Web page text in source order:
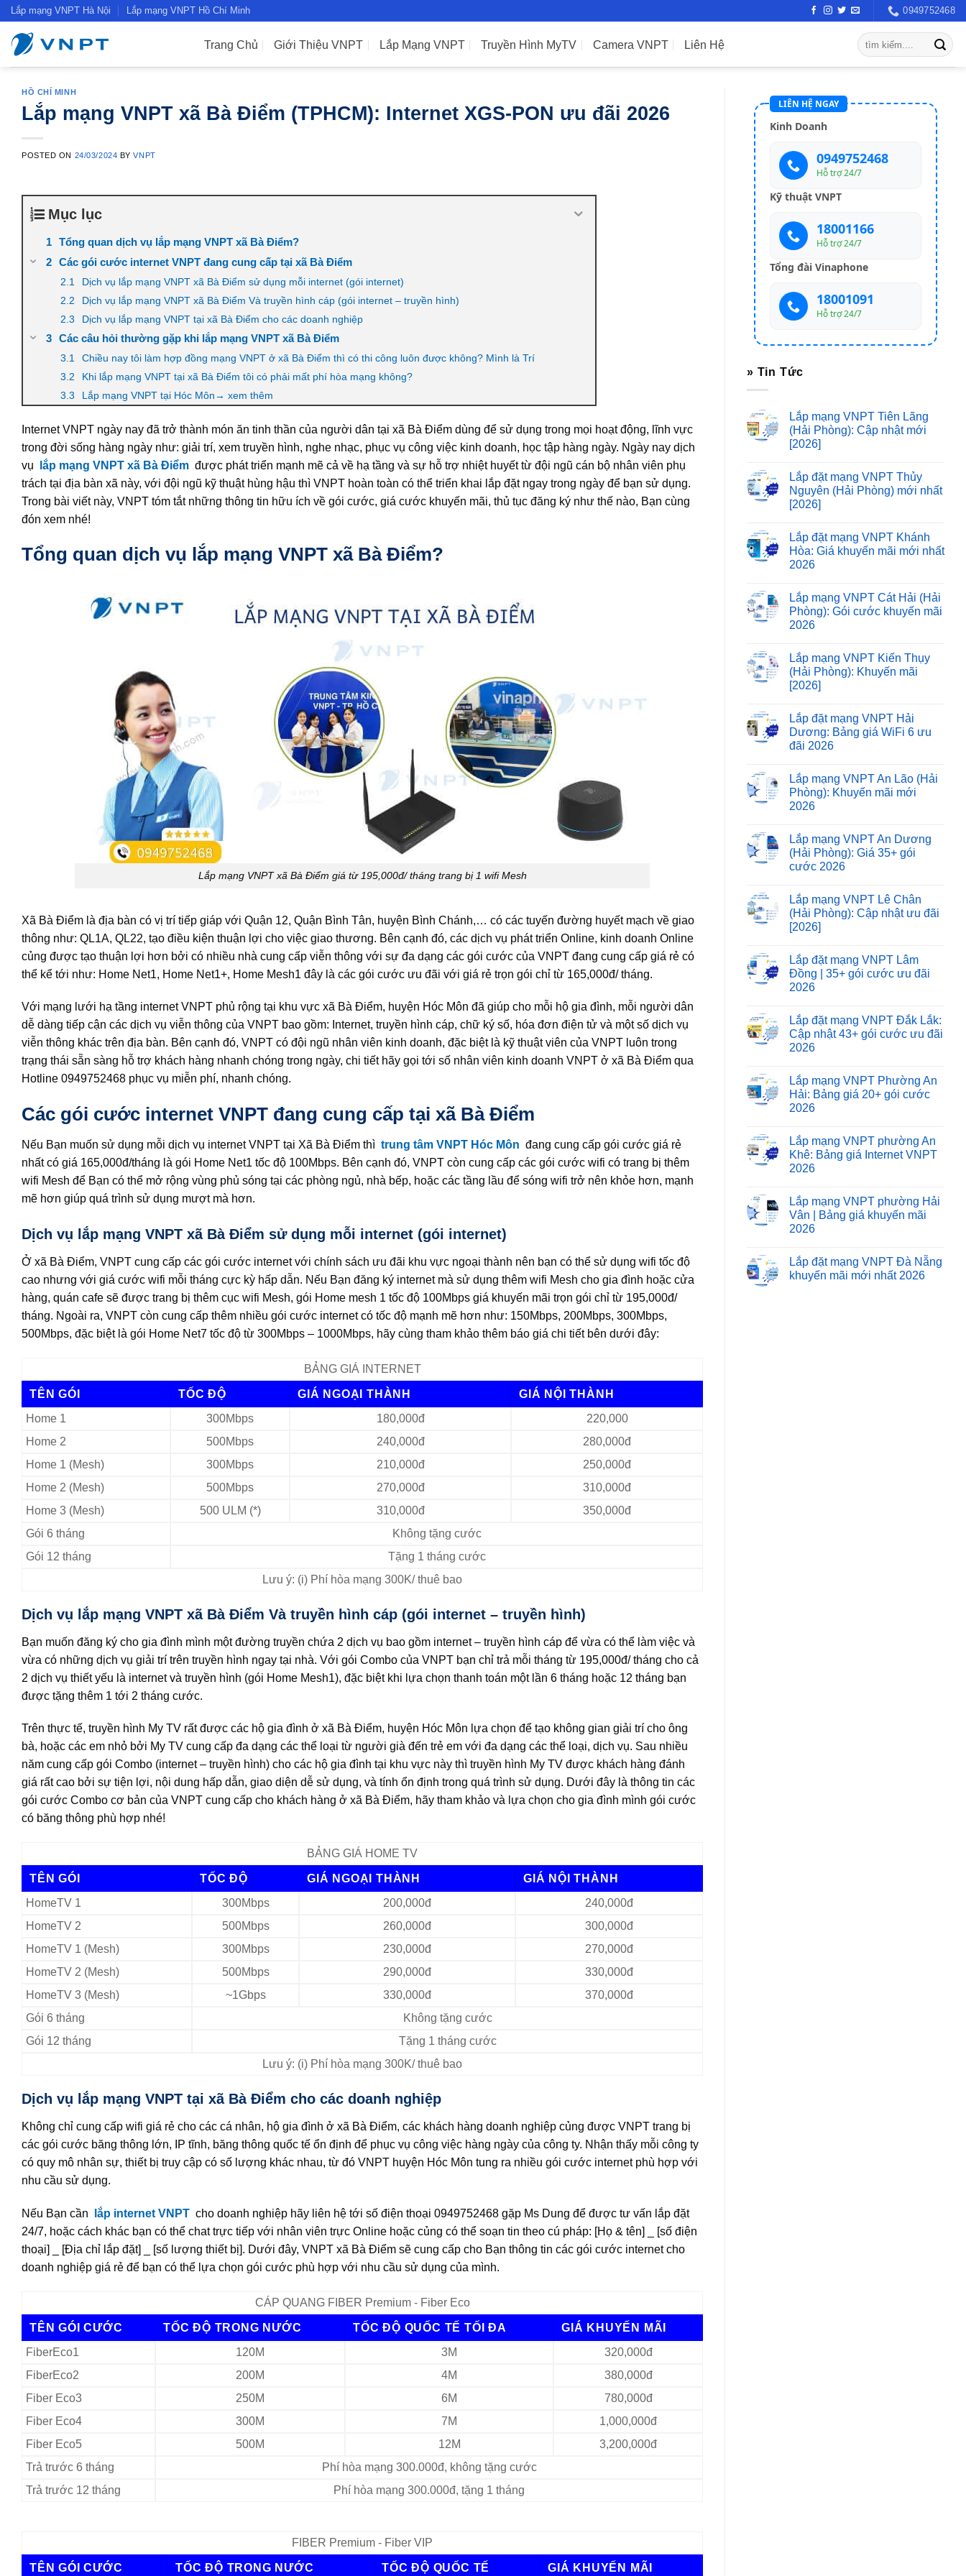
Skip
content
Lắp mạng VNPT Hà Nội Lắp mạng VNPT Hồ Chí Minh 0949752468
Trang Chủ Giới Thiệu VNPT Lắp Mạng VNPT Truyền Hình MyTV Camera VNPT Liên Hệ
HỒ CHÍ MINH
Lắp mạng VNPT xã Bà Điểm (TPHCM): Internet XGS-PON ưu đãi 2026
POSTED ON 24/03/2024 BYVNPT
Mục lục
Tổng quan dịch vụ lắp mạng VNPT xã Bà Điểm?
Các gói cước internet VNPT đang cung cấp tại xã Bà Điểm
Dịch vụ lắp mạng VNPT xã Bà Điểm sử dụng mỗi internet (gói internet)
Dịch vụ lắp mạng VNPT xã Bà Điểm Và truyền hình cáp (gói internet – truyền hình)
Dịch vụ lắp mạng VNPT tại xã Bà Điểm cho các doanh nghiệp
Các câu hỏi thường gặp khi lắp mạng VNPT xã Bà Điểm
Chiều nay tôi làm hợp đồng mạng VNPT ở xã Bà Điểm thì có thi công luôn được không? Mình là Trí
Khi lắp mạng VNPT tại xã Bà Điểm tôi có phải mất phí hòa mạng không?
Lắp mạng VNPT tại Hóc Môn→ xem thêm
Internet VNPT ngày nay đã trở thành món ăn tinh thần của người dân tại xã Bà Điểm dùng để sử dụng trong mọi hoạt động, lĩnh vực
trong đời sống hàng ngày như: giải trí, xem truyền hình, nghe nhạc, phục vụ công việc kinh doanh, học tập hàng ngày. Ngày nay dịch
vụ
lắp mạng VNPT xã Bà Điểm được phát triển mạnh mẽ cả về hạ tầng và sự hỗ trợ nhiệt huyết từ đội ngũ cán bộ nhân viên phụ
trách tại địa bàn xã này, với đội ngũ kỹ thuật hùng hậu thì VNPT hoàn toàn có thể triển khai lắp đặt ngay trong ngày để bạn sử dụng.
Trong bài viết này, VNPT tóm tắt những thông tin hữu ích về gói cước, giá cước khuyến mãi, thủ tục đăng ký như thế nào, Bạn cùng
đón xem nhé!
Tổng quan dịch vụ lắp mạng VNPT xã Bà Điểm?
Lắp mạng VNPT xã Bà Điểm giá từ 195,000đ/ tháng trang bị 1 wifi Mesh
Xã Bà Điểm là địa bàn có vị trí tiếp giáp với Quận 12, Quận Bình Tân, huyện Bình Chánh,… có các tuyến đường huyết mạch về giao
thông như: QL1A, QL22, tạo điều kiện thuận lợi cho việc giao thương. Bên cạnh đó, các dịch vụ phát triển Online, kinh doanh Online
củng được tạo thuận lợi hơn bởi có nhiều nhà cung cấp viễn thông với sự đa dạng các gói cước của VNPT đang cung cấp giá rẻ có
thể kể tới như: Home Net1, Home Net1+, Home Mesh1 đây là các gói cước ưu đãi với giá rẻ trọn gói chỉ từ 165,000đ/ tháng.
Với mạng lưới hạ tầng internet VNPT phủ rộng tại khu vực xã Bà Điểm, huyện Hóc Môn đã giúp cho mỗi hộ gia đình, mỗi người dân
dễ dàng tiếp cận các dịch vụ viễn thông của VNPT bao gồm: Internet, truyền hình cáp, chữ ký số, hóa đơn điện tử và một số dịch vụ
viễn thông khác trên địa bàn. Bên cạnh đó, VNPT có đội ngũ nhân viên kinh doanh, đặc biệt là kỹ thuật viên của VNPT luôn trong
trạng thái sẵn sàng hỗ trợ khách hàng nhanh chóng trong ngày, chi tiết hãy gọi tới số nhân viên kinh doanh VNPT ở xã Bà Điểm qua
Hotline 0949752468 phục vụ miễn phí, nhanh chóng.
Các gói cước internet VNPT đang cung cấp tại xã Bà Điểm
Nếu Bạn muốn sử dụng mỗi dịch vụ internet VNPT tại Xã Bà Điểm thì trung tâm VNPT Hóc Môn đang cung cấp gói cước giá rẻ
nhất có giá 165,000đ/tháng là gói Home Net1 tốc độ 100Mbps. Bên cạnh đó, VNPT còn cung cấp các gói cước wifi có trang bị thêm
wifi Mesh để Bạn có thể mở rộng vùng phủ sóng tại các phòng ngủ, nhà bếp, hoặc các tầng lầu để sóng wifi trở nên khỏe hơn, mạnh
mẽ hơn giúp quá trình sử dụng mượt mà hơn.
Dịch vụ lắp mạng VNPT xã Bà Điểm sử dụng mỗi internet (gói internet)
Ở xã Bà Điểm, VNPT cung cấp các gói cước internet với chính sách ưu đãi khu vực ngoại thành nên bạn có thể sử dụng wifi tốc độ
cao nhưng với giá cước wifi mỗi tháng cực kỳ hấp dẫn. Nếu Bạn đăng ký internet mà sử dụng thêm wifi Mesh cho gia đình hoặc cửa
hàng, quán cafe sẽ được trang bị thêm cục wifi Mesh, gói Home mesh 1 tốc độ 100Mbps giá khuyến mãi trọn gói chỉ từ 195,000đ/
tháng. Ngoài ra, VNPT còn cung cấp thêm nhiều gói cước internet có tốc độ mạnh mẽ hơn như: 150Mbps, 200Mbps, 300Mbps,
500Mbps, đặc biệt là gói Home Net7 tốc độ từ 300Mbps – 1000Mbps, hãy cùng tham khảo thêm báo giá chi tiết bên dưới đây:
BẢNG GIÁ INTERNET
TÊN GÓI TỐC ĐỘ GIÁ NGOẠI THÀNH
GIÁ NỘI THÀNH
Home 1
300Mbps 180,000đ
220,000
Home 2
500Mbps 240,000đ
280,000đ
Home 1 (Mesh)
300Mbps 210,000đ
250,000đ
Home 2 (Mesh)
500Mbps 270,000đ
310,000đ
Home 3 (Mesh)
500 ULM (*) 310,000đ
350,000đ
Gói 6 tháng
Không tặng cước
Gói 12 tháng
Tặng 1 tháng cước
Lưu ý: (i) Phí hòa mạng 300K/ thuê bao
Dịch vụ lắp mạng VNPT xã Bà Điểm Và truyền hình cáp (gói internet – truyền hình)
Bạn muốn đăng ký cho gia đình mình một đường truyền chứa 2 dịch vụ bao gồm internet – truyền hình cáp để vừa có thể làm việc và
vừa có những dịch vụ giải trí trên truyền hình ngay tại nhà. Với gói Combo của VNPT bạn chỉ trả mỗi tháng từ 195,000đ/ tháng cho cả
2 dịch vụ thiết yếu là internet và truyền hình (gói Home Mesh1), đặc biệt khi lựa chọn thanh toán một lần 6 tháng hoặc 12 tháng bạn
được tặng thêm 1 tới 2 tháng cước.
Trên thực tế, truyền hình My TV rất được các hộ gia đình ở xã Bà Điểm, huyện Hóc Môn lựa chọn để tạo không gian giải trí cho ông
bà, hoặc các em nhỏ bởi My TV cung cấp đa dạng các thể loại từ người già đến trẻ em với đa dạng các thể loại, dịch vụ. Sau nhiều
năm cung cấp gói Combo (internet – truyền hình) cho các hộ gia đình tại khu vực này thì truyền hình My TV được khách hàng đánh
giá rất cao bởi sự tiện lợi, nội dung hấp dẫn, giao diện dễ sử dụng, và tính ổn định trong quá trình sử dụng. Dưới đây là thông tin các
gói cước Combo cơ bản của VNPT cung cấp cho khách hàng ở xã Bà Điểm, hãy tham khảo và lựa chọn cho gia đình mình gói cước
có băng thông phù hợp nhé!
BẢNG GIÁ HOME TV
TÊN GÓI TỐC ĐỘ GIÁ NGOẠI THÀNH
GIÁ NỘI THÀNH
HomeTV 1
300Mbps 200,000đ
240,000đ
HomeTV 2
500Mbps 260,000đ
300,000đ
HomeTV 1 (Mesh)
300Mbps 230,000đ
270,000đ
HomeTV 2 (Mesh)
500Mbps 290,000đ
330,000đ
HomeTV 3 (Mesh)
~1Gbps 330,000đ
370,000đ
Gói 6 tháng
Không tặng cước
Gói 12 tháng
Tặng 1 tháng cước
Lưu ý: (i) Phí hòa mạng 300K/ thuê bao
Dịch vụ lắp mạng VNPT tại xã Bà Điểm cho các doanh nghiệp
Không chỉ cung cấp wifi giá rẻ cho các cá nhân, hộ gia đình ở xã Bà Điểm, các khách hàng doanh nghiệp củng được VNPT trang bị
các gói cước băng thông lớn, IP tĩnh, băng thông quốc tế ổn định để phục vụ công việc hàng ngày của công ty. Nhận thấy mỗi công ty
có quy mô nhân sự, thiết bị truy cập có số lượng khác nhau, từ đó VNPT huyện Hóc Môn tung ra nhiều gói cước internet phù hợp với
nhu cầu sử dụng.
Nếu Bạn cần lắp internet VNPT cho doanh nghiệp hãy liên hệ tới số điện thoại 0949752468 gặp Ms Dung để được tư vấn lắp đặt
24/7, hoặc cách khác bạn có thể chat trực tiếp với nhân viên trực Online hoặc củng có thể soạn tin theo cú pháp: [Họ & tên] _ [số điện
thoại] _ [Địa chỉ lắp đặt] _ [số lượng thiết bị]. Dưới đây, VNPT xã Bà Điểm sẽ cung cấp cho Bạn thông tin các gói cước internet cho
doanh nghiệp giá rẻ để bạn có thể lựa chọn gói cước phù hợp với nhu cầu sử dụng của mình.
CÁP QUANG FIBER Premium - Fiber Eco
TÊN GÓI CƯỚC TỐC ĐỘ TRONG NƯỚC TỐC ĐỘ QUỐC TẾ TỐI ĐA
GIÁ KHUYẾN MÃI
FiberEco1
120M 3M
320,000đ
FiberEco2
200M 4M
380,000đ
Fiber Eco3
250M 6M
780,000đ
Fiber Eco4
300M 7M
1,000,000đ
Fiber Eco5
500M 12M
3,200,000đ
Trả trước 6 tháng
Phí hòa mạng 300.000đ, không tặng cước
Trả trước 12 tháng
Phí hòa mạng 300.000đ, tặng 1 tháng
FIBER Premium - Fiber VIP
TÊN GÓI CƯỚC TỐC ĐỘ TRONG NƯỚC TỐC ĐỘ QUỐC TẾ GIÁ KHUYẾN MÃI
LIÊN HỆ NGAY
Kinh Doanh
0949752468
Hỗ trợ 24/7
Kỹ thuật VNPT
18001166
Hỗ trợ 24/7
Tổng đài Vinaphone
18001091
Hỗ trợ 24/7
» Tin Tức
Lắp mạng VNPT Tiên Lãng
(Hải Phòng): Cập nhật mới
[2026]
Lắp đặt mạng VNPT Thủy
Nguyên (Hải Phòng) mới nhất
[2026]
Lắp đặt mạng VNPT Khánh
Hòa: Giá khuyến mãi mới nhất
2026
Lắp mạng VNPT Cát Hải (Hải
Phòng): Gói cước khuyến mãi
2026
Lắp mạng VNPT Kiến Thụy
(Hải Phòng): Khuyến mãi
[2026]
Lắp đặt mạng VNPT Hải
Dương: Bảng giá WiFi 6 ưu
đãi 2026
Lắp mạng VNPT An Lão (Hải
Phòng): Khuyến mãi mới
2026
Lắp mạng VNPT An Dương
(Hải Phòng): Giá 35+ gói
cước 2026
Lắp mạng VNPT Lê Chân
(Hải Phòng): Cập nhật ưu đãi
[2026]
Lắp đặt mạng VNPT Lâm
Đồng | 35+ gói cước ưu đãi
2026
Lắp đặt mạng VNPT Đắk Lắk:
Cập nhật 43+ gói cước ưu đãi
2026
Lắp mạng VNPT Phường An
Hải: Bảng giá 20+ gói cước
2026
Lắp mạng VNPT phường An
Khê: Bảng giá Internet VNPT
2026
Lắp mạng VNPT phường Hải
Vân | Bảng giá khuyến mãi
2026
Lắp đặt mạng VNPT Đà Nẵng
khuyến mãi mới nhất 2026